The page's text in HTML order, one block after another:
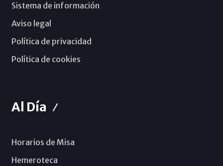
Sistema de información
Aviso legal
Política de privacidad
Política de cookies
Al Día
Horarios de Misa
Hemeroteca